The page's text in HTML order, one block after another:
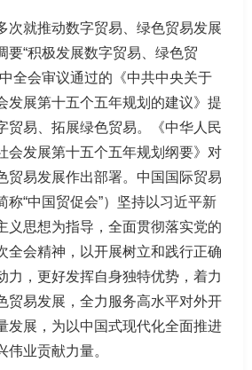
次就推动数字贸易、绿色贸易发展
要“积极发展数字贸易、绿色贸
全会审议通过的《中共中央关于
发展第十五个五年规划的建议》提
贸易、拓展绿色贸易。《中华人民
会发展第十五个五年规划纲要》对
贸易发展作出部署。中国国际贸易
称“中国贸促会”）坚持以习近平新
义思想为指导，全面贯彻落实党的
全会精神，以开展树立和践行正确
力，更好发挥自身独特优势，着力
贸易发展，全力服务高水平对外开
发展，为以中国式现代化全面推进
伟业贡献力量。